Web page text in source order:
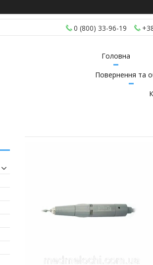
0 (800) 33-96-19
Головна
Повернення та